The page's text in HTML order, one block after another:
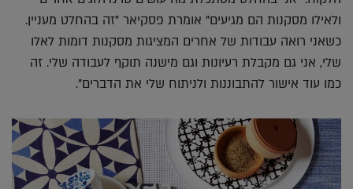
ולאילו מסקנות הם מגיעים" אומרת פסקיאר "זה בהחלט מעניין.
כשאני רואה עבודות של אחרים המציגות מסקנות דומות לאלו
שלי, אני גם מקבלת רעיונות וגם מישנה תוקף לעבודה שלי. זה
כמו עוד אישור להתבוננות ולניתוח שלי את הדברים".